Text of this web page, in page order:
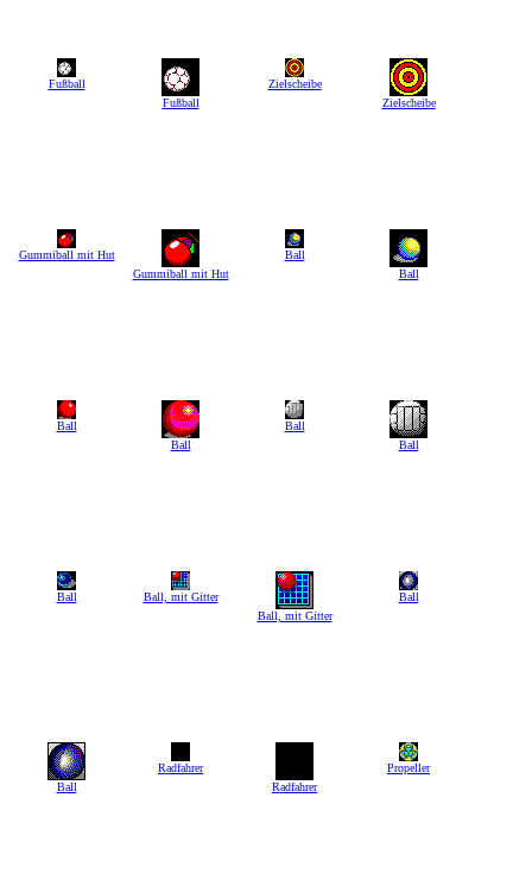
Fußball
Fußball
Zielscheibe
Zielscheibe
Gummiball mit Hut
Gummiball mit Hut
Ball
Ball
Ball
Ball
Ball
Ball
Ball
Ball, mit Gitter
Ball, mit Gitter
Ball
Ball
Radfahrer
Radfahrer
Propeller